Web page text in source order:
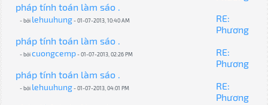
pháp tính toán làm sáo .
- bởi lehuuhung- 01-07-2013, 10:40 AM
RE:
Phương
pháp tính toán làm sáo .
- bởicuongcemp- 01-07-2013, 02:26 PM
RE:
Phương
pháp tính toán làm sáo .
- bởi lehuuhung- 01-07-2013, 04:01 PM
RE:
Phương